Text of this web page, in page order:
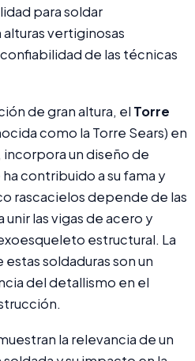
para soldar
vertiginosas
de las técnicas
de gran altura, el Torre
como la Torre Sears) en
incorpora un diseño de
contribuido a su fama y
rascacielos depende de las
las vigas de acero y
estructural. La
soldaduras son un
del detallismo en el
la relevancia de un